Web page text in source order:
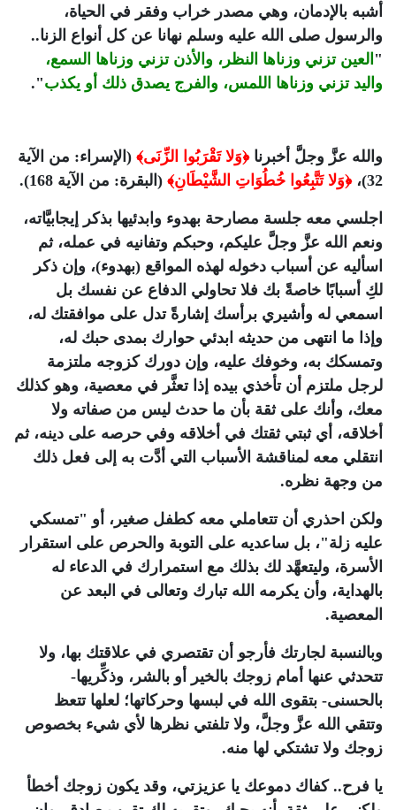
أشبه بالإدمان، وهي مصدر خراب وفقر في الحياة،
والرسول صلى الله عليه وسلم نهانا عن كل أنواع الزنا..
" العين تزني وزناها النظر، والأذن تزني وزناها السمع،
واليد تزني وزناها اللمس، والفرج يصدق ذلك أو يكذب".
والله عزَّ وجلَّ أخبرنا﴿وَلا تَقْرَبُوا الزِّنَى﴾ (الإسراء: من الآية
32)،
﴿وَلا تَتَّبِعُوا خُطُوَاتِ الشَّيْطَانِ﴾ (البقرة: من الآية 168).
اجلسي معه جلسة مصارحة بهدوء وابدئيها بذكر إيجابيَّاته،
ونعم الله عزَّ وجلَّ عليكم، وحبكم وتفانيه في عمله، ثم
اسأليه عن أسباب دخوله لهذه المواقع (بهدوء)، وإن ذكر
لكِ أسبابًا خاصةً بك فلا تحاولي الدفاع عن نفسك بل
اسمعي له وأشيري برأسك إشارةً تدل على موافقتك له،
وإذا ما انتهى من حديثه ابدئي حوارك بمدى حبك له،
وتمسكك به، وخوفك عليه، وإن دورك كزوجه ملتزمة
لرجل ملتزم أن تأخذي بيده إذا تعثَّر في معصية، وهو كذلك
معك، وأنك على ثقة بأن ما حدث ليس من صفاته ولا
أخلاقه، أي ثبتي ثقتك في أخلاقه وفي حرصه على دينه، ثم
انتقلي معه لمناقشة الأسباب التي أدَّت به إلى فعل ذلك
من وجهة نظره.
ولكن احذري أن تتعاملي معه كطفل صغير، أو "تمسكي
عليه زلة"، بل ساعديه على التوبة والحرص على استقرار
الأسرة، وليتعهَّد لك بذلك مع استمرارك في الدعاء له
بالهداية، وأن يكرمه الله تبارك وتعالى في البعد عن
المعصية.
وبالنسبة لجارتك فأرجو أن تقتصري في علاقتك بها، ولا
تتحدثي عنها أمام زوجك بالخير أو بالشر، وذكِّريها-
بالحسنى- بتقوى الله في لبسها وحركاتها؛ لعلها تتعظ
وتتقي الله عزَّ وجلَّ، ولا تلفتي نظرها لأي شيء بخصوص
زوجك ولا تشتكي لها منه.
يا فرح.. كفاك دموعك يا عزيزتي، وقد يكون زوجك أخطأ